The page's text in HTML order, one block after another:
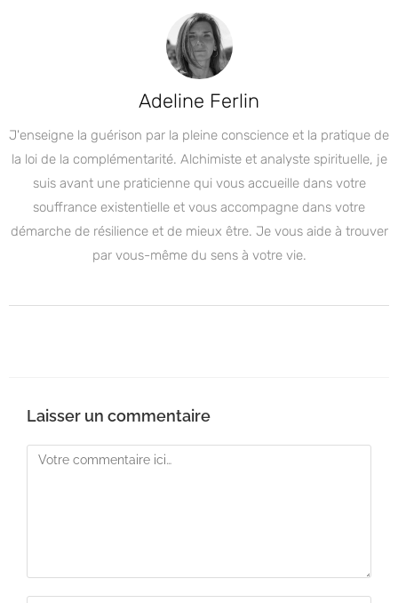
Adeline Ferlin
J'enseigne la guérison par la pleine conscience et la pratique de
la loi de la complémentarité. Alchimiste et analyste spirituelle, je
suis avant une praticienne qui vous accueille dans votre
souffrance existentielle et vous accompagne dans votre
démarche de résilience et de mieux être. Je vous aide à trouver
par vous-même du sens à votre vie.
Laisser un commentaire